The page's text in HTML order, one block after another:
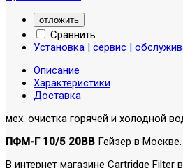
отложить
Сравнить
Установка | сервис |
Описание
Характеристики
Доставка
мех. очистка горячей и холодной
ПФМ-Г 10/5 20BB Гейзер в Москве.
В интернет магазине Cartridge Filter